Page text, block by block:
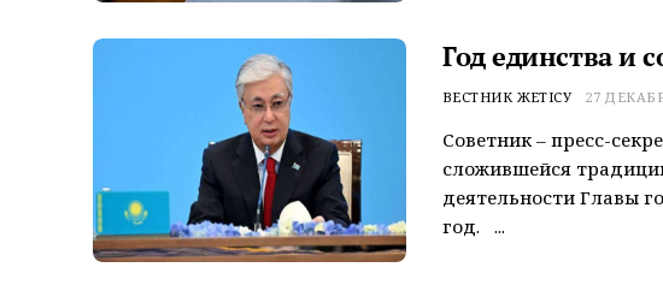
Год единства и
ВЕСТНИК ЖЕТІСУ 27
Советник – пресс-
сложившейся
деятельности Главы
год. ...